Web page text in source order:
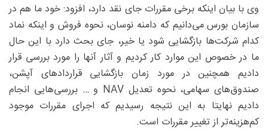
وی با بیان اینکه برخی مقررات جای نقد دارد، افزود: خود ما هم در
سازمان بورس می‌دانیم که دامنه نوسان، نحوه فروش و اینکه نماد
کدام شرکت‌ها بازگشایی شود یا خیر، جای بحث دارد با این حال
ما در خصوص این موارد کار کردیم و آثار آنها را مورد بررسی قرار
دادیم همچنین در مورد زمان بازگشایی قراردادهای آپشن،
صندوق‌های سهامی، نحوه تعدیل NAV و … بررسی‌هایی انجام
دادیم نهایتا به این نتیجه رسیدیم که اجرای مقررات موجود
کم‌هزینه‌تر از تغییر مقررات است.